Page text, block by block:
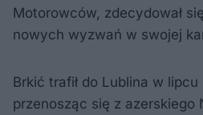
Motorowców, zdecydował
nowych wyzwań w swojej
Brkić trafił do Lublina w lipcu
przenosząc się z azerskiego